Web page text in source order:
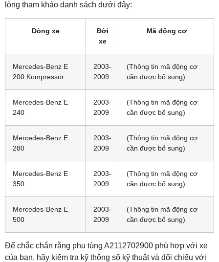
lòng tham khảo danh sách dưới đây:
Dòng xe
Đời
xe
Mã động cơ
Mercedes-Benz E
200 Kompressor
2003-
2009
(Thông tin mã động cơ
cần được bổ sung)
Mercedes-Benz E
240
2003-
2009
(Thông tin mã động cơ
cần được bổ sung)
Mercedes-Benz E
280
2003-
2009
(Thông tin mã động cơ
cần được bổ sung)
Mercedes-Benz E
350
2003-
2009
(Thông tin mã động cơ
cần được bổ sung)
Mercedes-Benz E
500
2003-
2009
(Thông tin mã động cơ
cần được bổ sung)
Để chắc chắn rằng phụ tùng A2112702900 phù hợp với xe
của bạn, hãy kiểm tra kỹ thông số kỹ thuật và đối chiếu với